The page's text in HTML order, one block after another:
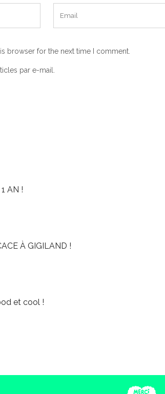
browser for the next time I comment.
par e-mail.
AN !
À GIGILAND !
et cool !